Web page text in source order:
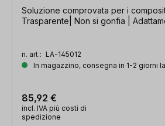
Soluzione comprovata per i
Trasparente| Non si gonfia |
n. art.: LA-145012
In magazzino, consegna in 1-2 giorni
85,92 €
incl. IVA più costi di
spedizione